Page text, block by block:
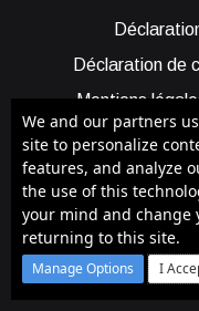
Déclaration de
Mentions
Cookie Policy
Qui sommes-
We and our partners
site to personalize
features, and analyze
the use of this
your mind and change
returning to this site.
Manage Options I